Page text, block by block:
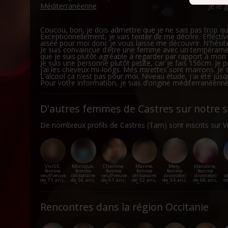
sur
Pour en
reportez-
Les
sociaux,
que
Méditerranéenne
Je le
Coucou, bon, je dois admettre que je ne sais pas trop
Exceptionnellement, je vais tenter de me décrire.
aisée pour moi donc je vous laisse me découvrir.
Je suis convaincue d’être une femme avec un
que je suis plutôt agréable à regarder par rapport à mon
Je suis une personne plutôt petite, car je fais 156cm. Je
j’ai les cheveux mi-longs. Mes mirettes sont marrons.
L’alcool ça n’est pas pour moi. Niveau étude, j'ai été
Pour votre information, je suis d’origine
D'autres femmes de Castres sur notre
De nombreux profils de Castres (Tarn) sont inscrits sur
Vivi55,
femme
veuf/veuve
de 71 ans,
Castres
Monique,
femme
célibataire
de 56 ans,
Castres
Charline,
femme
veuf/veuve
de 61 ans,
Castres
Marine,
femme
célibataire
de 32 ans,
Castres
Mely,
femme
divorcé(e)
de 34 ans,
Castres
blandine,
femme
divorcé(e)
de 66 ans,
Castres
Rencontres dans la région Occitanie